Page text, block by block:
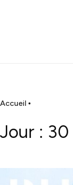
Accueil
Jour : 30